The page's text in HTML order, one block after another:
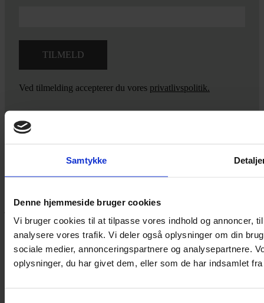
Samtykke
Denne hjemmeside bruger cookies
Vi bruger cookies til at tilpasse vores indhold og annoncer,
analysere vores trafik. Vi deler også oplysninger om din
sociale medier, annonceringspartnere og analysepartnere.
oplysninger, du har givet dem, eller som de har indsamlet
Ved tilmelding accepterer du vores privatlivspolitik.
mig
eller kom forbi butikken på Vestergade 12 i Tønder. Så hjælper
jeg dig på vej.
Vestergade 12 6270, Tønder
60 51 96 50
post@yarneverywear.dk
CVR 43041649